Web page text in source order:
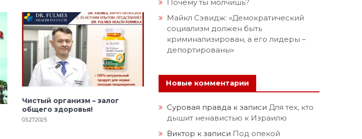
Чистый организм – залог
общего здоровья!
03.27.2025
Почему ты молчишь?
Майкл Сэвидж: «Демократический
социализм должен быть
криминализирован, а его лидеры –
депортированы»
Новые комментарии
Суровая правда к записи Для тех, кто
дышит ненавистью к Израилю
Виктор к записи Под опекой